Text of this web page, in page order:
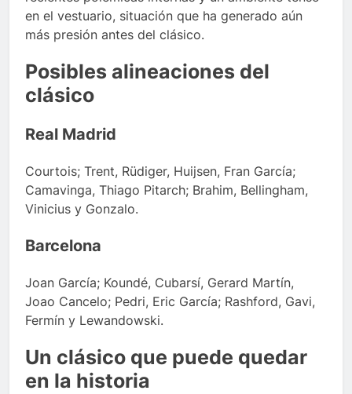
en el vestuario, situación que ha generado aún
más presión antes del clásico.
Posibles alineaciones del
clásico
Real Madrid
Courtois; Trent, Rüdiger, Huijsen, Fran García;
Camavinga, Thiago Pitarch; Brahim, Bellingham,
Vinicius y Gonzalo.
Barcelona
Joan García; Koundé, Cubarsí, Gerard Martín,
Joao Cancelo; Pedri, Eric García; Rashford, Gavi,
Fermín y Lewandowski.
Un clásico que puede quedar
en la historia